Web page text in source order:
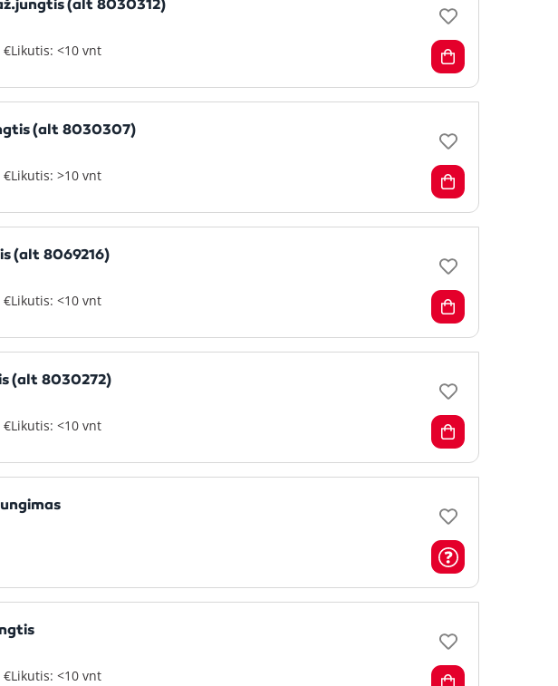
(alt 8030312)
€Likutis: <10 vnt
(alt 8030307)
€Likutis: >10 vnt
(alt 8069216)
€Likutis: <10 vnt
(alt 8030272)
€Likutis: <10 vnt
€Likutis: <10 vnt